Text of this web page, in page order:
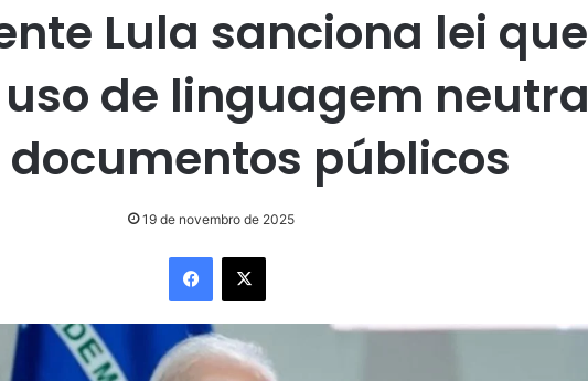
Lula sanciona lei que
de linguagem neutra
documentos públicos
19 de novembro de 2025
Facebook
X